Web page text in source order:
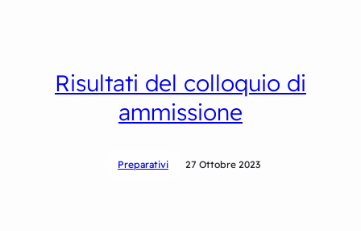
Risultati del colloquio di
ammissione
Preparativi 27 Ottobre 2023